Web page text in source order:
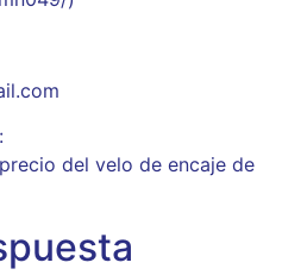
del velo de encaje de